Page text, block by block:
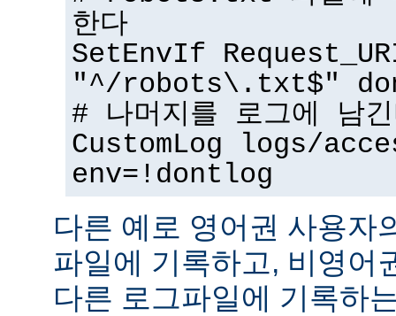
한다
SetEnvIf
"^/robots\.txt$"
# 나머지를 로그에 남
CustomLog logs/
env=!dontlog
다른 예로 영어권 사용자
파일에 기록하고, 비영어
다른 로그파일에 기록하